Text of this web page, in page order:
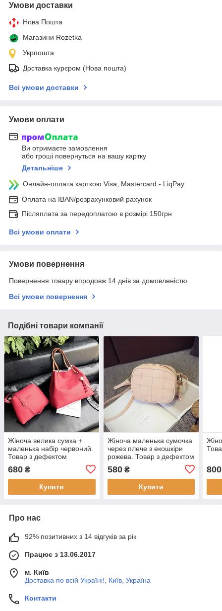
Умови доставки
Нова Пошта
Магазини Rozetka
Укрпошта
Доставка курєром (Нова пошта)
Всі умови доставки
Умови оплати
Ви отримаєте замовлення
або гроші повернуться на вашу картку
Детальніше
Онлайн-оплата карткою Visa, Mastercard - LiqPay
Оплата на IBAN/розрахунковий рахунок
Післяплата за передоплатою в розмірі 150грн
Всі умови оплати
Умови повернення
Повернення товару впродовж 14 днів за домовленістю
Всі умови повернення
Подібні товари компанії
Жіноча велика сумка +
маленька набір червоний.
Товар з дефектом
680 ₴
Купити
Жіноча маленька сумочка
через плече з екошкіри
рожева. Товар з дефектом
580₴
Купити
800
Про нас
92% позитивних з 14 відгуків за рік
Працює з 13.06.2017
м. Київ
Доставка по всій Україні!, Київ, Україна
Контакти